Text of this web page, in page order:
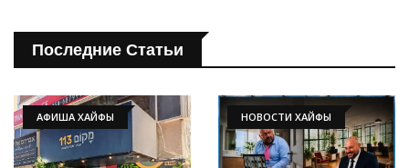
Последние Статьи
АФИША ХАЙФЫ НОВОСТИ ХАЙФЫ